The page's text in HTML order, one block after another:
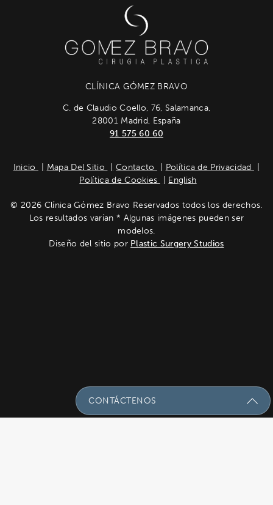
CLÍNICA GÓMEZ BRAVO
C. de Claudio Coello, 76, Salamanca,
28001 Madrid, España
91 575 60 60
Inicio Mapa Del Sitio Contacto
Política de Privacidad
Política de Cookies
English
© 2026 Clínica Gómez Bravo Reservados todos los derechos.
Los resultados varían * Algunas imágenes pueden ser
modelos.
Diseño del sitio por Plastic Surgery Studios
CONTÁCTENOS